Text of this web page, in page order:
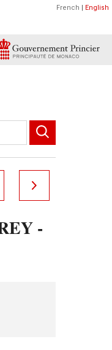
French | English
-